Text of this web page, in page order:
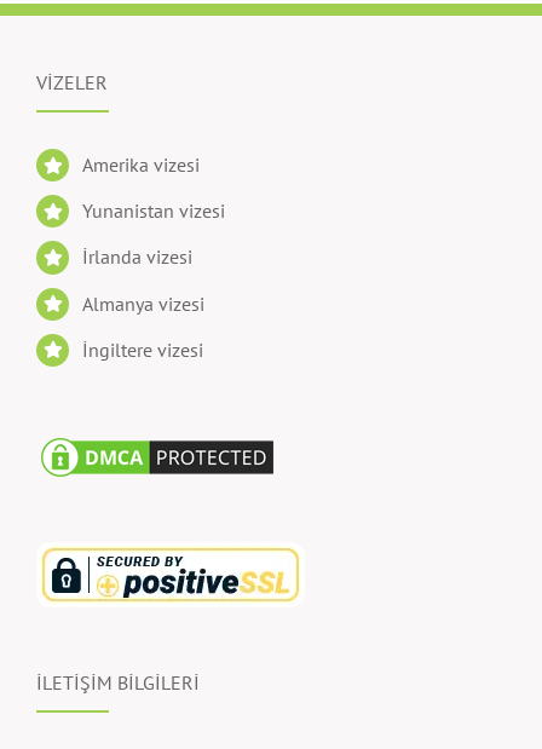
VİZELER
Amerika vizesi
Yunanistan vizesi
İrlanda vizesi
Almanya vizesi
İngiltere vizesi
İLETİŞİM BİLGİLERİ